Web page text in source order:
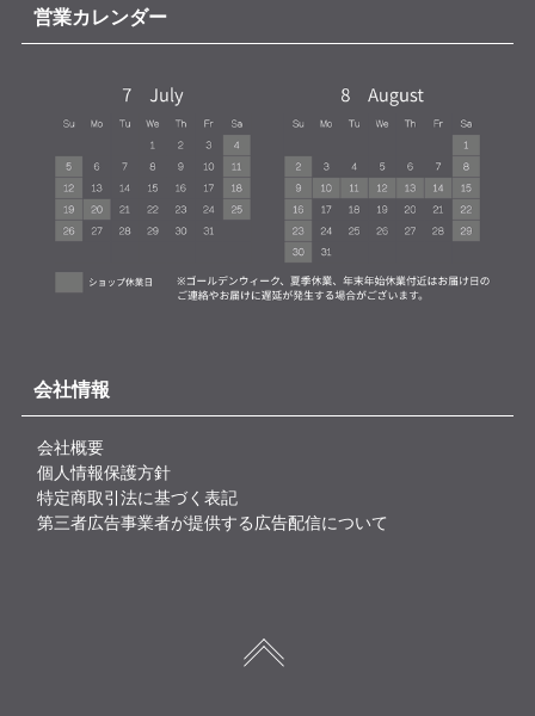
営業カレンダー
会社情報
会社概要
個人情報保護方針
特定商取引法に基づく表記
第三者広告事業者が提供する広告配信について